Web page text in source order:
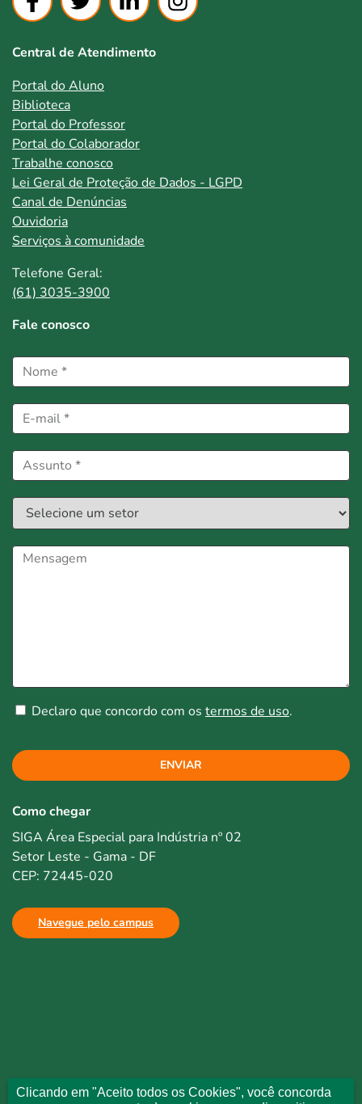
Central de Atendimento
Portal do Aluno
Biblioteca
Portal do Professor
Portal do Colaborador
Trabalhe conosco
Lei Geral de Proteção de Dados - LGPD
Canal de Denúncias
Ouvidoria
Serviços à comunidade
Telefone Geral:
(61) 3035-3900
Fale conosco
Declaro que concordo com os termos de uso.
ENVIAR
Como chegar
SIGA Área Especial para Indústria nº 02
Setor Leste - Gama - DF
CEP: 72445-020
Navegue pelo campus
Clicando em "Aceito todos os Cookies", você concorda